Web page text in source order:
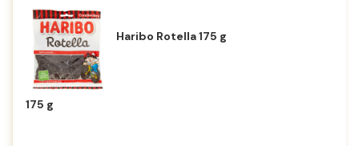
Haribo Rotella 175 g
175 g